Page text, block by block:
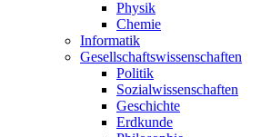
Physik
Chemie
Informatik
Gesellschaftswissenschaften
Politik
Sozialwissenschaften
Geschichte
Erdkunde